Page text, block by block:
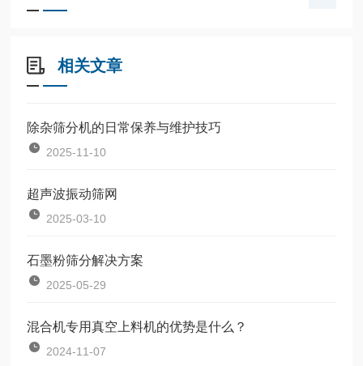
相关文章
除杂筛分机的日常保养与维护技巧
2025-11-10
超声波振动筛网
2025-03-10
石墨粉筛分解决方案
2025-05-29
混合机专用真空上料机的优势是什么？
2024-11-07